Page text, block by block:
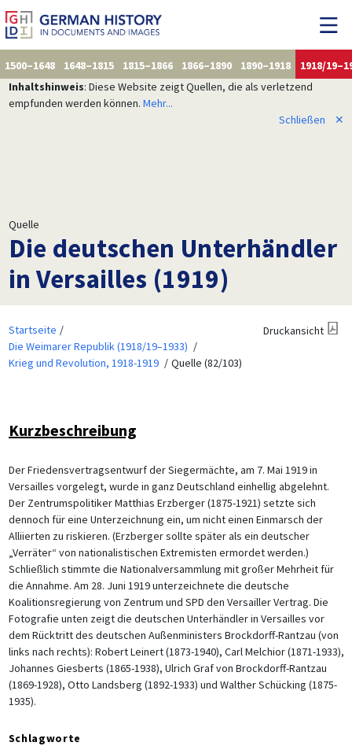
1500–1648 1648–1815 1815–1866 1866–1890 1890–1918
1918/
Inhaltshinweis: Diese Website zeigt Quellen, die als verletzend
empfunden werden können. Mehr...
Schließen
✕
Quelle
Die deutschen Unterhändler
in Versailles (1919)
Startseite
Die Weimarer Republik (1918/19–1933)
Krieg und Revolution, 1918-1919
Quelle (82/103)
Druckansicht
Kurzbeschreibung
Der Friedensvertragsentwurf der Siegermächte, am 7. Mai 1919 in
Versailles vorgelegt, wurde in ganz Deutschland einhellig abgelehnt.
Der Zentrumspolitiker Matthias Erzberger (1875-1921) setzte sich
dennoch für eine Unterzeichnung ein, um nicht einen Einmarsch der
Alliierten zu riskieren. (Erzberger sollte später als ein deutscher
„Verräter“ von nationalistischen Extremisten ermordet werden.)
Schließlich stimmte die Nationalversammlung mit großer Mehrheit für
die Annahme. Am 28. Juni 1919 unterzeichnete die deutsche
Koalitionsregierung von Zentrum und SPD den Versailler Vertrag. Die
Fotografie unten zeigt die deutschen Unterhändler in Versailles vor
dem Rücktritt des deutschen Außenministers Brockdorff-Rantzau (von
links nach rechts): Robert Leinert (1873-1940), Carl Melchior (1871-1933),
Johannes Giesberts (1865-1938), Ulrich Graf von Brockdorff-Rantzau
(1869-1928), Otto Landsberg (1892-1933) und Walther Schücking (1875-
1935).
Schlagworte